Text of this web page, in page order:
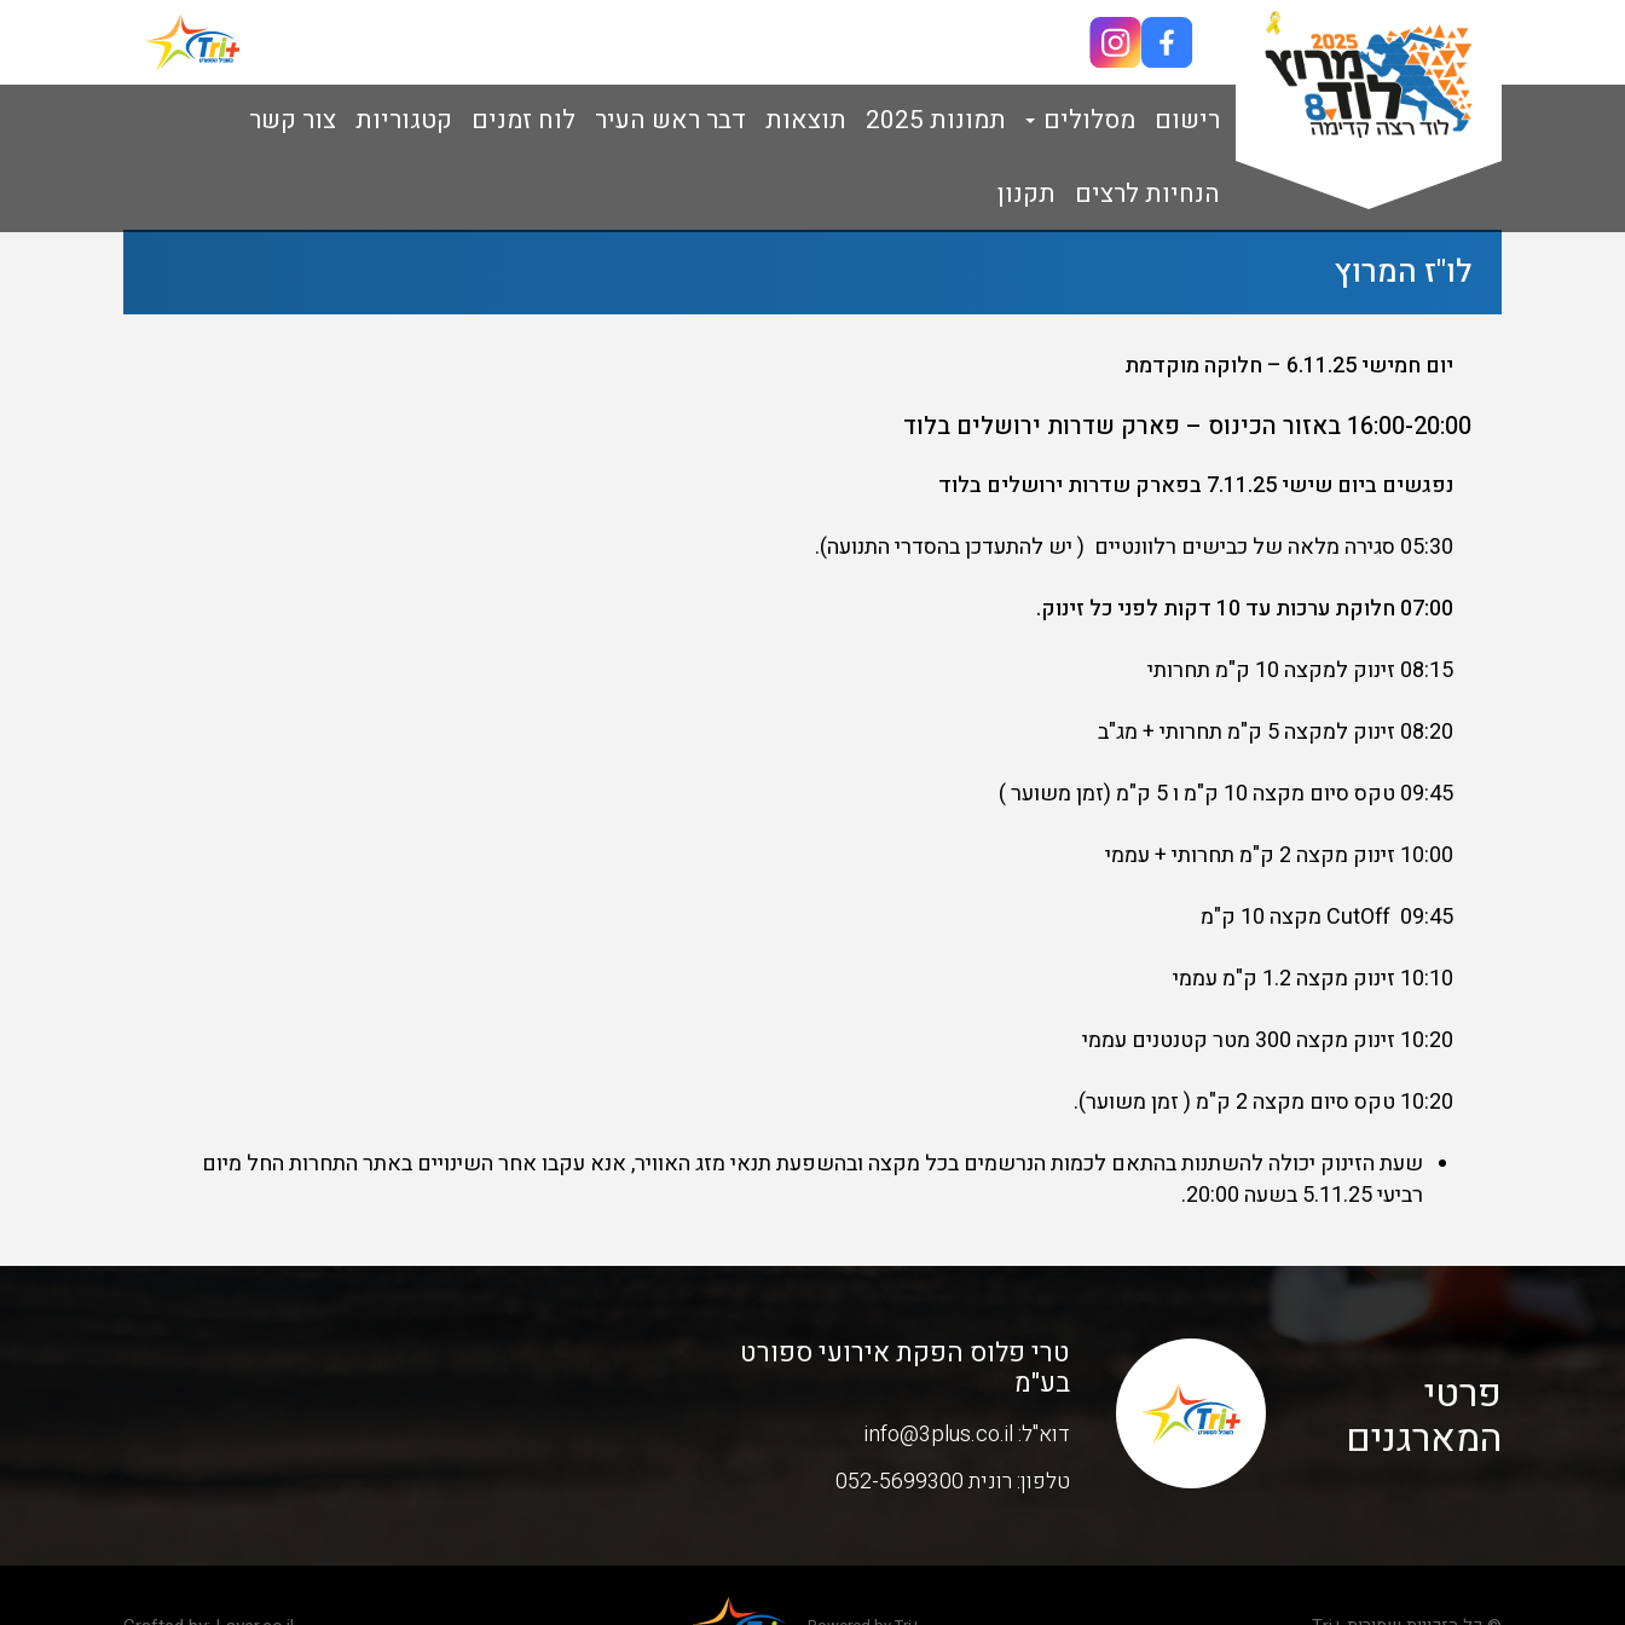
רישום מסלולים תמונות 2025 תוצאות דבר ראש העיר לוח זמנים קטגוריות צור קשר
הנחיות לרצים
תקנון
לו"ז המרוץ
יום חמישי 6.11.25 – חלוקה מוקדמת
16:00-20:00 באזור הכינוס – פארק שדרות ירושלים בלוד
נפגשים ביום שישי 7.11.25 בפארק שדרות ירושלים בלוד
05:30 סגירה מלאה של כבישים רלוונטיים ( יש להתעדכן בהסדרי התנועה).
07:00 חלוקת ערכות עד 10 דקות לפני כל זינוק.
08:15 זינוק למקצה 10 ק"מ תחרותי
08:20 זינוק למקצה 5 ק"מ תחרותי + מג"ב
09:45 טקס סיום מקצה 10 ק"מ ו 5 ק"מ (זמן משוער )
10:00 זינוק מקצה 2 ק"מ תחרותי + עממי
09:45 CutOff מקצה 10 ק"מ
10:10 זינוק מקצה 1.2 ק"מ עממי
10:20 זינוק מקצה 300 מטר קטנטנים עממי
10:20 טקס סיום מקצה 2 ק"מ ( זמן משוער).
שעת הזינוק יכולה להשתנות בהתאם לכמות הנרשמים בכל מקצה ובהשפעת תנאי מזג האוויר, אנא עקבו אחר השינויים באתר התחרות החל מיום
רביעי 5.11.25 בשעה 20:00.
פרטי
המארגנים
טרי פלוס הפקת אירועי ספורט
בע"מ
דוא"ל:info@3plus.co.il
טלפון: רונית 052-5699300